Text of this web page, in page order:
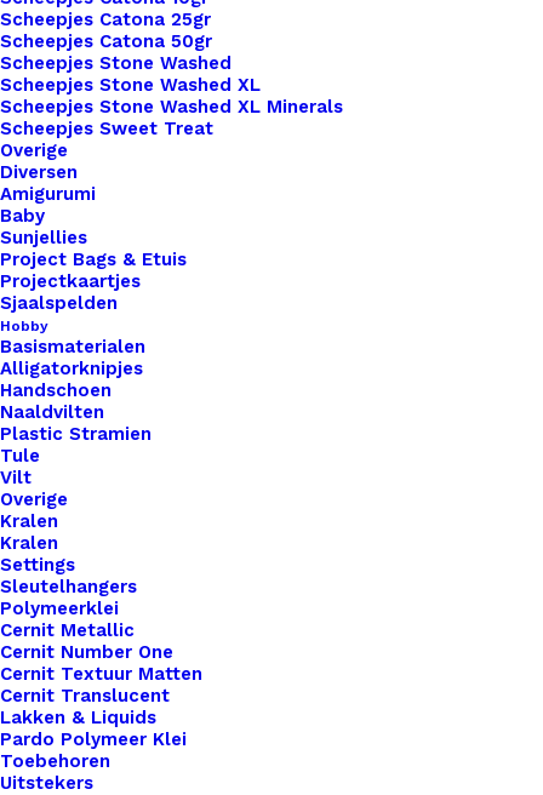
Scheepjes Catona 25gr
Scheepjes Catona 50gr
Scheepjes Stone Washed
Scheepjes Stone Washed XL
Scheepjes Stone Washed XL Minerals
Scheepjes Sweet Treat
Overige
Diversen
Amigurumi
Baby
Sunjellies
Project Bags & Etuis
Projectkaartjes
Sjaalspelden
Hobby
Basismaterialen
Alligatorknipjes
Handschoen
Naaldvilten
Plastic Stramien
Tule
Vilt
Overige
Kralen
Kralen
Settings
Sleutelhangers
Polymeerklei
Cernit Metallic
Cernit Number One
Cernit Textuur Matten
Cernit Translucent
Lakken & Liquids
Pardo Polymeer Klei
Toebehoren
Uitstekers
zodat je jouw labels kunt aanpassen aan jouw
unieke stijl en merk. Ontdek vandaag nog de
mogelijkheden van onze leren Little Labels en
geef je haak- en breiwerk de finishing touch die
het verdient. Bestel nu en maak indruk met je
creatieve meesterwerken!
4 op voorraad
Little
Label
Donker
Oranje
aantal
Artikelnummer
Categorie
Kleur
Binnen 1-3 werkdagen verzonden
Veilig betalen
Unieke en kwaliteitsproducten